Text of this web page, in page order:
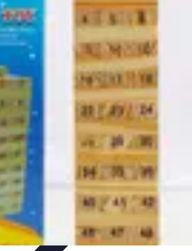
Équipement et Matériel
Développement
Personnel